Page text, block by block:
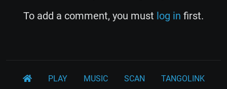
To add a comment, you must log in first.
PLAY MUSIC SCAN TANGOLINK